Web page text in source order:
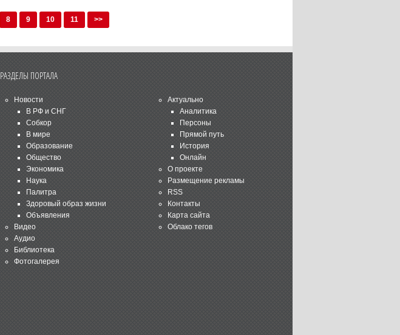
8 9 10 11 >>
РАЗДЕЛЫ ПОРТАЛА
Новости
В РФ и СНГ
Собкор
В мире
Образование
Общество
Экономика
Наука
Палитра
Здоровый образ жизни
Объявления
Видео
Аудио
Библиотека
Фотогалерея
Актуально
Аналитика
Персоны
Прямой путь
История
Онлайн
О проекте
Размещение рекламы
RSS
Контакты
Карта сайта
Облако тегов